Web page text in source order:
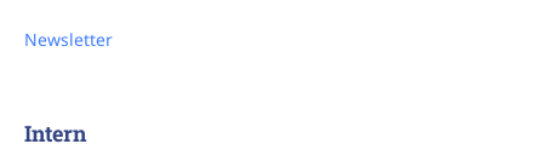
Newsletter
Intern